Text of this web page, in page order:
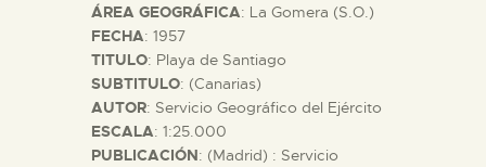
DIDÁCTICA
ESPAÑOL
PREPARAR LA VISITA
ÁREA GEOGRÁFICA: La Gomera (S.O.)
FECHA: 1957
TITULO: Playa de Santiago
SUBTITULO: (Canarias)
AUTOR: Servicio Geográfico del Ejército
ESCALA: 1:25.000
PUBLICACIÓN: (Madrid) : Servicio